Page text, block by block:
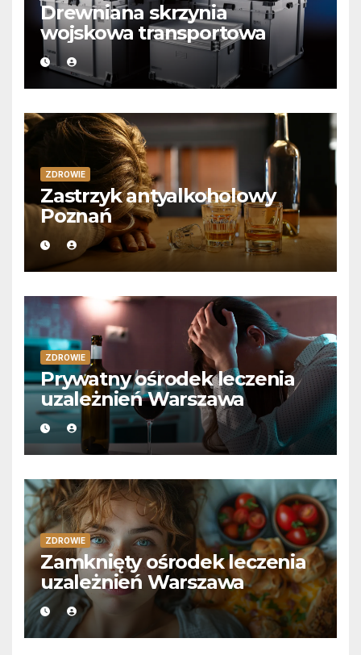
Drewniana skrzynia
wojskowa transportowa
ZDROWIE
Zastrzyk antyalkoholowy
Poznań
ZDROWIE
Prywatny ośrodek leczenia
uzależnień Warszawa
ZDROWIE
Zamknięty ośrodek leczenia
uzależnień Warszawa